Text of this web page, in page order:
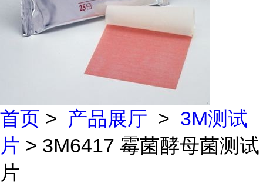
首页 > 产品展厅 > 3M测试
片 > 3M6417 霉菌酵母菌测试
片